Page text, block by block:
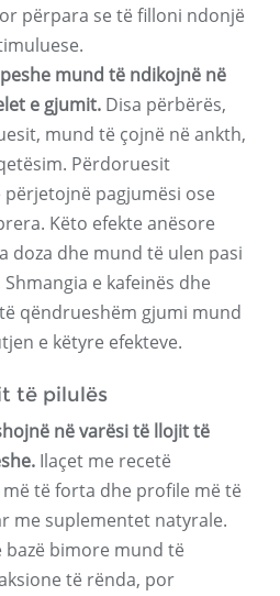
përpara se të filloni ndonjë
mund të ndikojnë në
e gjumit. Disa përbërës,
mund të çojnë në ankth,
Përdoruesit
pagjumësi ose
Këto efekte anësore
doza dhe mund të ulen pasi
e kafeinës dhe
qëndrueshëm gjumi mund
e këtyre efekteve.
të pilulës
në varësi të llojit të
Ilaçet me recetë
të forta dhe profile më të
me suplementet natyrale.
bimore mund të
të rënda, por